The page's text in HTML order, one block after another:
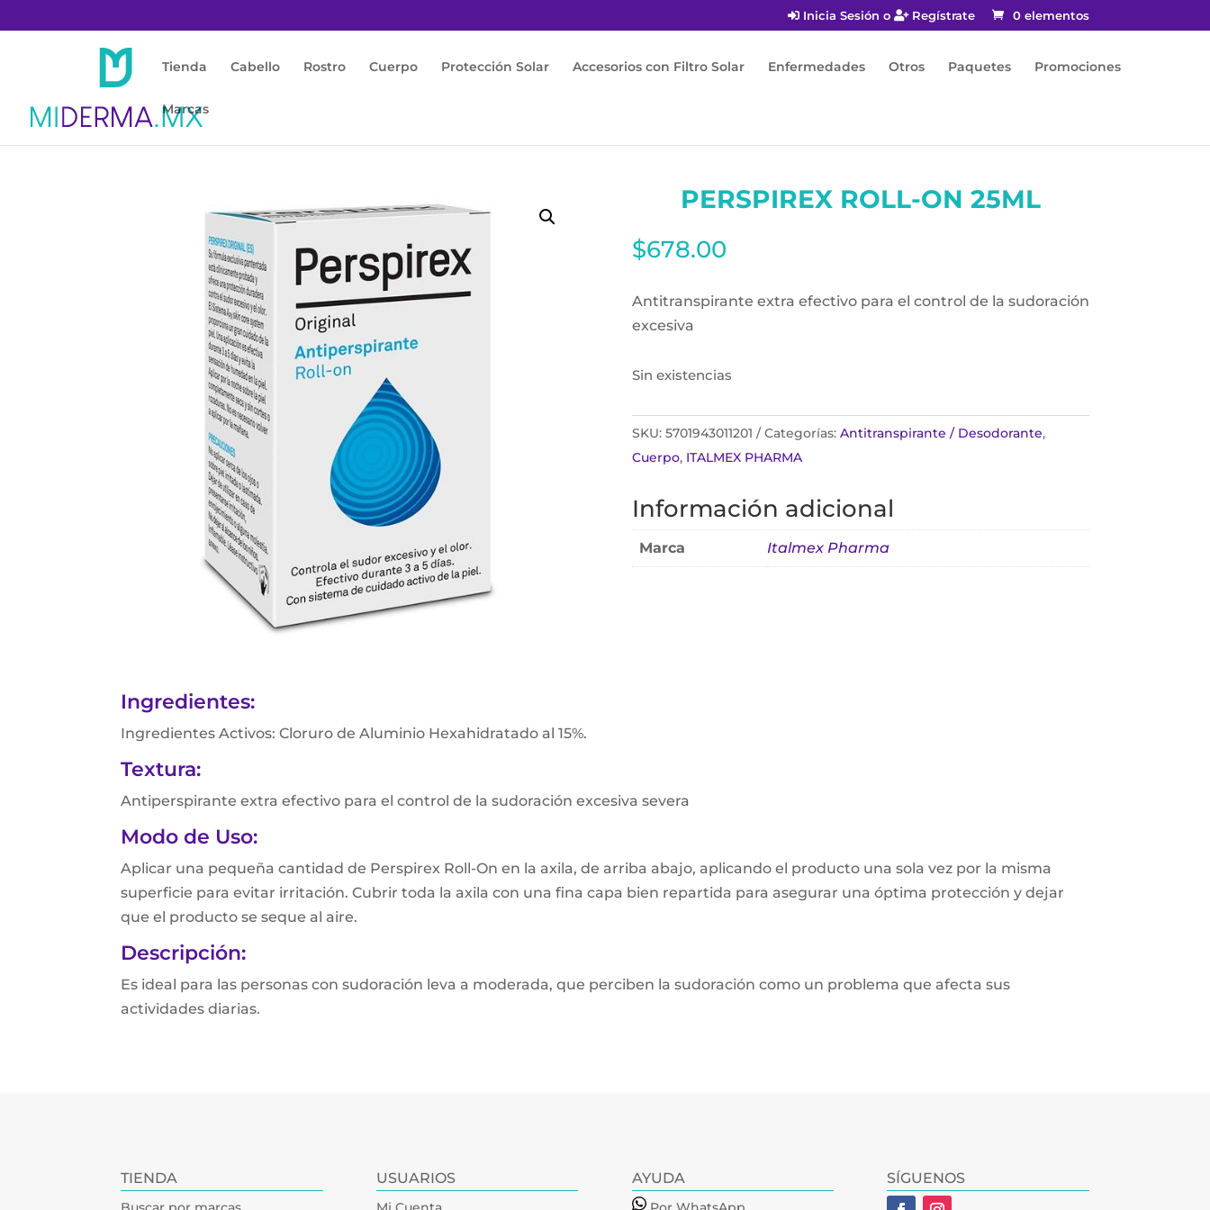
Inicia Sesión o Regístrate 0 elementos
Tienda Cabello Rostro Cuerpo Protección Solar Accesorios con Filtro Solar Enfermedades Otros Paquetes Promociones
Marcas
PERSPIREX ROLL-ON 25ML
$678.00
Antitranspirante extra efectivo para el control de la sudoración
excesiva
Sin existencias
SKU: 5701943011201 Categorías: Antitranspirante / Desodorante,
Cuerpo, ITALMEX PHARMA
Información adicional
Marca Italmex Pharma
Ingredientes:
Ingredientes Activos: Cloruro de Aluminio Hexahidratado al 15%.
Textura:
Antiperspirante extra efectivo para el control de la sudoración excesiva severa
Modo de Uso:
Aplicar una pequeña cantidad de Perspirex Roll-On en la axila, de arriba abajo, aplicando el producto una sola vez por la misma
superficie para evitar irritación. Cubrir toda la axila con una fina capa bien repartida para asegurar una óptima protección y dejar
que el producto se seque al aire.
Descripción:
Es ideal para las personas con sudoración leva a moderada, que perciben la sudoración como un problema que afecta sus
actividades diarias.
TIENDA USUARIOS AYUDA SÍGUENOS